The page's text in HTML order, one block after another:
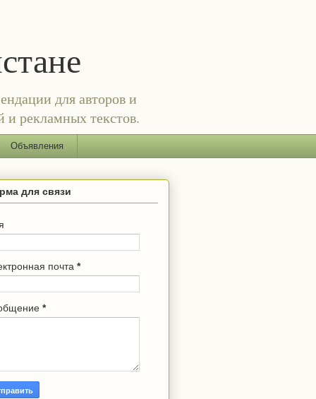
для авторов и
и рекламных текстов.
Объявления
для связи
почта *
*